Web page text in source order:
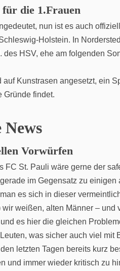
die 1.Frauen
nun ist es auch
Holstein. In
des HSV, ehe am folgenden
auf Kunstrasen angesetzt, ein
Gründe findet.
News
Vorwürfen
FC St. Pauli wäre gerne der
im Gegensatz zu einigen
es sich in dieser
wir weißen, alten Männer –
es hier die gleichen
was sicher auch viel mit
letzten Tagen bereits kurz
und immer wieder kritisch zu